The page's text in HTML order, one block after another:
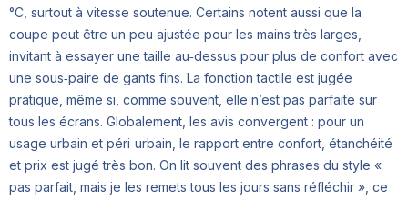
°C, surtout à vitesse soutenue. Certains notent aussi que la
coupe peut être un peu ajustée pour les mains très larges,
invitant à essayer une taille au‑dessus pour plus de confort avec
une sous‑paire de gants fins. La fonction tactile est jugée
pratique, même si, comme souvent, elle n’est pas parfaite sur
tous les écrans. Globalement, les avis convergent : pour un
usage urbain et péri‑urbain, le rapport entre confort, étanchéité
et prix est jugé très bon. On lit souvent des phrases du style «
pas parfait, mais je les remets tous les jours sans réfléchir », ce